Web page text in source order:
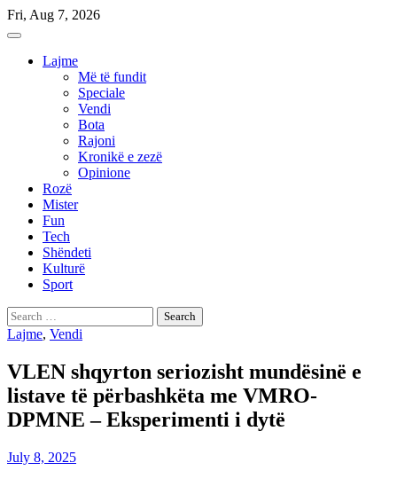
Skip
to
Fri, Aug 7, 2026
Lajme
Më të fundit
Speciale
Vendi
Bota
Rajoni
Kronikë e zezë
Opinione
Rozë
Mister
Fun
Tech
Shëndeti
Kulturë
Sport
Search
for:
Lajme, Vendi
VLEN shqyrton seriozisht mundësinë e
listave të përbashkëta me VMRO-
DPMNE – Eksperimenti i dytë
July 8, 2025